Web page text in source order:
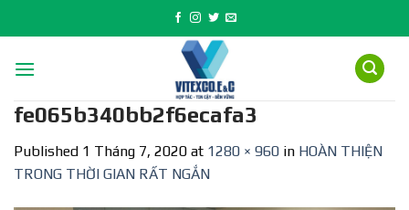
to
fe065b340bb2f6ecafa3
Published 1 Tháng 7, 2020 at 1280 × 960 in HOÀN THIỆN
TRONG THỜI GIAN RẤT NGẮN